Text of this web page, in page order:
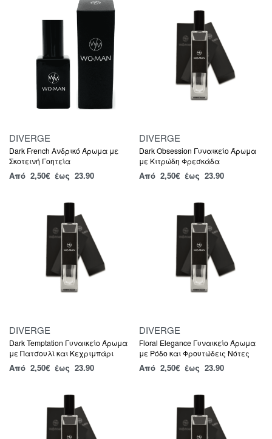
DIVERGE
Dark French Ανδρικό Άρωμα με
Σκοτεινή Γοητεία
Από 2,50€ έως 23.90
DIVERGE
Dark Obsession Γυναικείο Άρωμα
με Κιτρώδη Φρεσκάδα
Από 2,50€ έως 23.90
DIVERGE
Dark Temptation Γυναικείο Άρωμα
με Πατσουλί και Κεχριμπάρι
Από 2,50€ έως 23.90
DIVERGE
Floral Elegance Γυναικείο Άρωμα
με Ρόδο και Φρουτώδεις Νότες
Από 2,50€ έως 23.90